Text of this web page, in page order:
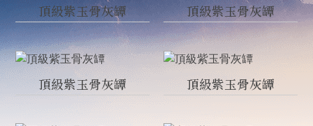
頂級紫玉骨灰罈 頂級紫玉骨灰罈
頂級紫玉骨灰罈 頂級紫玉骨灰罈